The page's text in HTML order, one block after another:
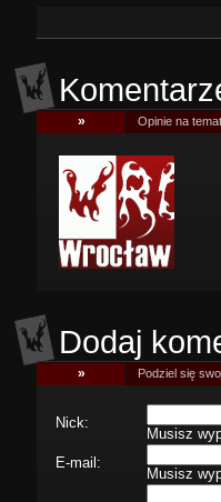
» Opinie na
Dodaj
» Podziel się
Nick:
Musisz
E-mail:
Musisz